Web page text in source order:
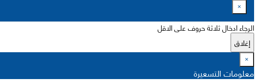
×
الرجاء ادخال ثلاثة حروف على الاقل
إغلاق
×
معلومات التسعيرة